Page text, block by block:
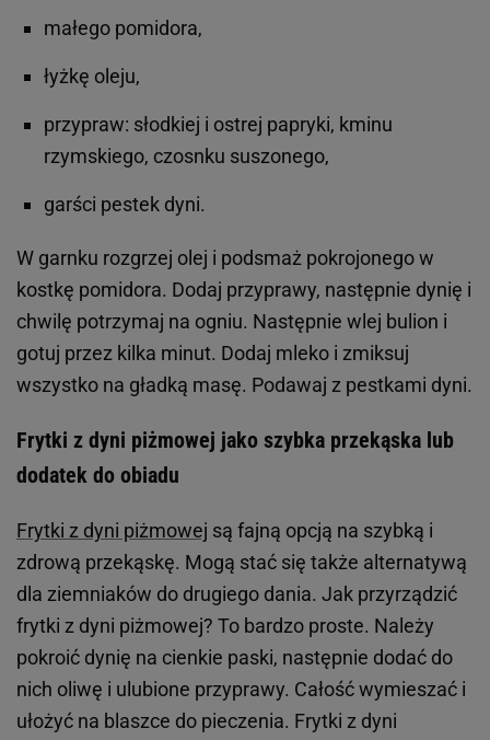
małego pomidora,
łyżkę oleju,
przypraw: słodkiej i ostrej papryki, kminu
rzymskiego, czosnku suszonego,
garści pestek dyni.
W garnku rozgrzej olej i podsmaż pokrojonego w
kostkę pomidora. Dodaj przyprawy, następnie dynię i
chwilę potrzymaj na ogniu. Następnie wlej bulion i
gotuj przez kilka minut. Dodaj mleko i zmiksuj
wszystko na gładką masę. Podawaj z pestkami dyni.
Frytki z dyni piżmowej jako szybka przekąska lub
dodatek do obiadu
Frytki z dyni piżmowej są fajną opcją na szybką i
zdrową przekąskę. Mogą stać się także alternatywą
dla ziemniaków do drugiego dania. Jak przyrządzić
frytki z dyni piżmowej? To bardzo proste. Należy
pokroić dynię na cienkie paski, następnie dodać do
nich oliwę i ulubione przyprawy. Całość wymieszać i
ułożyć na blaszce do pieczenia. Frytki z dyni